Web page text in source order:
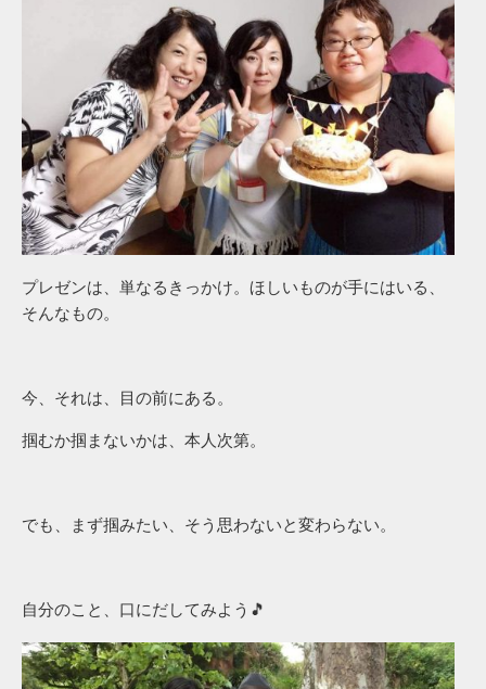
プレゼンは、単なるきっかけ。ほしいものが手にはいる、
そんなもの。
今、それは、目の前にある。
掴むか掴まないかは、本人次第。
でも、まず掴みたい、そう思わないと変わらない。
自分のこと、口にだしてみよう🎵